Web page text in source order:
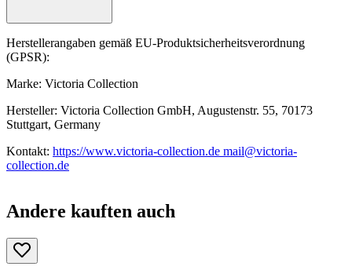
Herstellerangaben gemäß EU-Produktsicherheitsverordnung
(GPSR):
Marke: Victoria Collection
Hersteller: Victoria Collection GmbH, Augustenstr. 55, 70173
Stuttgart, Germany
Kontakt: https://www.victoria-collection.de mail@victoria-
collection.de
Andere kauften auch